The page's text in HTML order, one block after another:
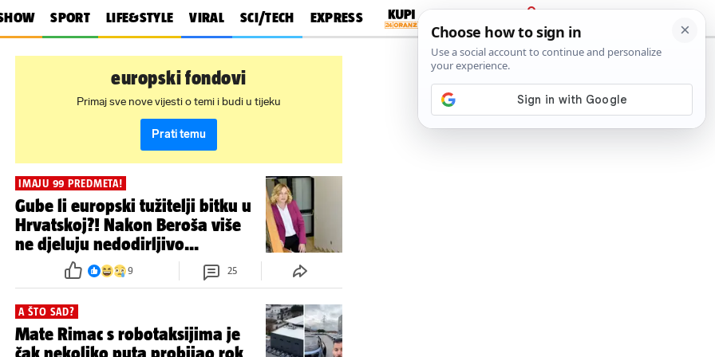
SPORT LIFE&STYLE VIRAL SCI/TECH EXPRESS
PRIJAVA
europski fondovi
Primaj sve nove vijesti o temi i budi u tijeku
Prati temu
IMAJU 99 PREDMETA!
Gube li europski tužitelji bitku u
Hrvatskoj?! Nakon Beroša više
ne djeluju nedodirljivo...
9 25
A ŠTO SAD?
Mate Rimac s robotaksijima je